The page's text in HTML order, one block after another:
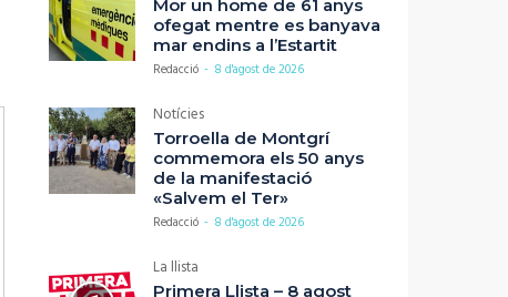
Mor un home de 61 anys
ofegat mentre es banyava
mar endins a l’Estartit
Redacció - 8 d'agost de 2026
Notícies
Torroella de Montgrí
commemora els 50 anys
de la manifestació
«Salvem el Ter»
Redacció - 8 d'agost de 2026
La llista
Primera Llista – 8 agost